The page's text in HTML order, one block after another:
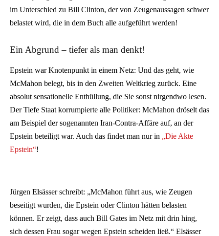
im Unterschied zu Bill Clinton, der von Zeugenaussagen schwer
belastet wird, die in dem Buch alle aufgeführt werden!
Ein Abgrund – tiefer als man denkt!
Epstein war Knotenpunkt in einem Netz: Und das geht, wie
McMahon belegt, bis in den Zweiten Weltkrieg zurück. Eine
absolut sensationelle Enthüllung, die Sie sonst nirgendwo lesen.
Der Tiefe Staat korrumpierte alle Politiker: McMahon dröselt das
am Beispiel der sogenannten Iran-Contra-Affäre auf, an der
Epstein beteiligt war. Auch das findet man nur in „Die Akte
Epstein“!
Jürgen Elsässer schreibt: „McMahon führt aus, wie Zeugen
beseitigt wurden, die Epstein oder Clinton hätten belasten
können. Er zeigt, dass auch Bill Gates im Netz mit drin hing,
sich dessen Frau sogar wegen Epstein scheiden ließ.“ Elsässer